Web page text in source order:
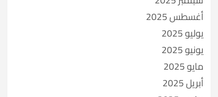
أغسطس 2025
يوليو 2025
يونيو 2025
مايو 2025
أبريل 2025